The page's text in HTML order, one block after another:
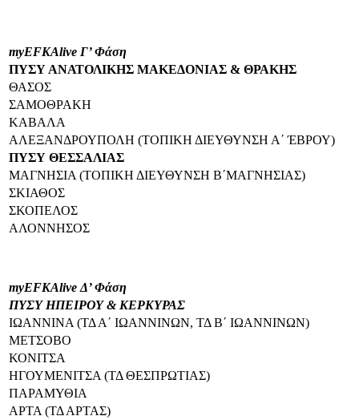
myEFKAlive Γ’ Φάση
ΠΥΣΥ ΑΝΑΤΟΛΙΚΗΣ ΜΑΚΕΔΟΝΙΑΣ & ΘΡΑΚΗΣ
ΘΑΣΟΣ
ΣΑΜΟΘΡΑΚΗ
ΚΑΒΑΛΑ
ΑΛΕΞΑΝΔΡΟΥΠΟΛΗ (ΤΟΠΙΚΗ ΔΙΕΥΘΥΝΣΗ Α΄ ΈΒΡΟΥ)
ΠΥΣΥ ΘΕΣΣΑΛΙΑΣ
ΜΑΓΝΗΣΙΑ (ΤΟΠΙΚΗ ΔΙΕΥΘΥΝΣΗ Β΄ΜΑΓΝΗΣΙΑΣ)
ΣΚΙΑΘΟΣ
ΣΚΟΠΕΛΟΣ
ΑΛΟΝΝΗΣΟΣ
myEFKAlive Δ’ Φάση
ΠΥΣΥ ΗΠΕΙΡΟΥ & ΚΕΡΚΥΡΑΣ
ΙΩΑΝΝΙΝΑ (ΤΔ Α΄ ΙΩΑΝΝΙΝΩΝ, ΤΔ Β΄ ΙΩΑΝΝΙΝΩΝ)
ΜΕΤΣΟΒΟ
ΚΟΝΙΤΣΑ
ΗΓΟΥΜΕΝΙΤΣΑ (ΤΔ ΘΕΣΠΡΩΤΙΑΣ)
ΠΑΡΑΜΥΘΙΑ
ΑΡΤΑ (ΤΔ ΑΡΤΑΣ)